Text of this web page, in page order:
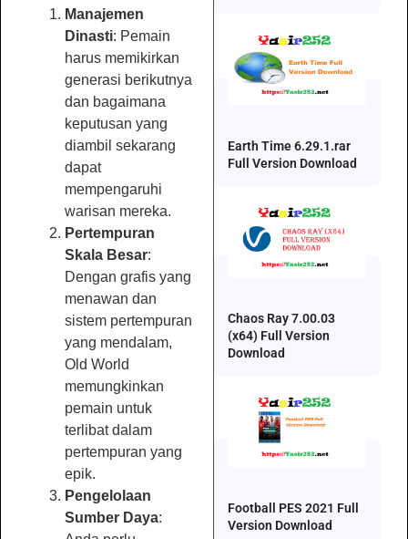
Manajemen
Dinasti: Pemain
harus memikirkan
generasi berikutnya
dan bagaimana
keputusan yang
diambil sekarang
dapat
mempengaruhi
warisan mereka.
Pertempuran
Skala Besar:
Dengan grafis yang
menawan dan
sistem pertempuran
yang mendalam,
Old World
memungkinkan
pemain untuk
terlibat dalam
pertempuran yang
epik.
Pengelolaan
Sumber Daya:
Earth Time 6.29.1.rar
Full Version Download
Chaos Ray 7.00.03
(x64) Full Version
Download
Football PES 2021 Full
Version Download